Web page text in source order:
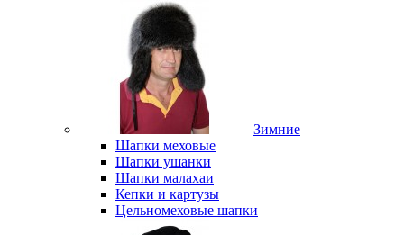
Зимние
Шапки меховые
Шапки ушанки
Шапки малахаи
Кепки и картузы
Цельномеховые шапки